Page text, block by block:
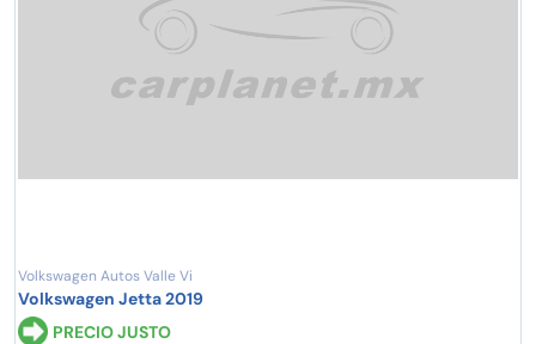
Volkswagen Autos Valle Vi
Volkswagen Jetta 2019
PRECIO JUSTO